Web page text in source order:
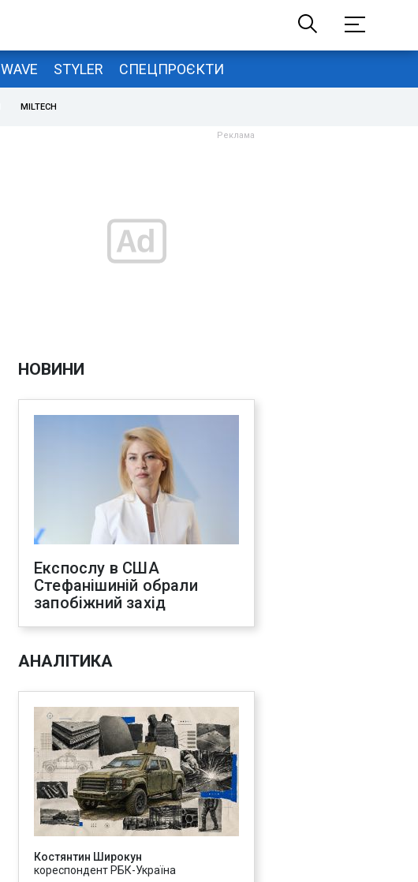
WAVE STYLER СПЕЦПРОЄКТИ
MILTECH
НОВИНИ
Експослу в США
Стефанішиній обрали
запобіжний захід
АНАЛІТИКА
Костянтин Широкун
кореспондент РБК-Україна